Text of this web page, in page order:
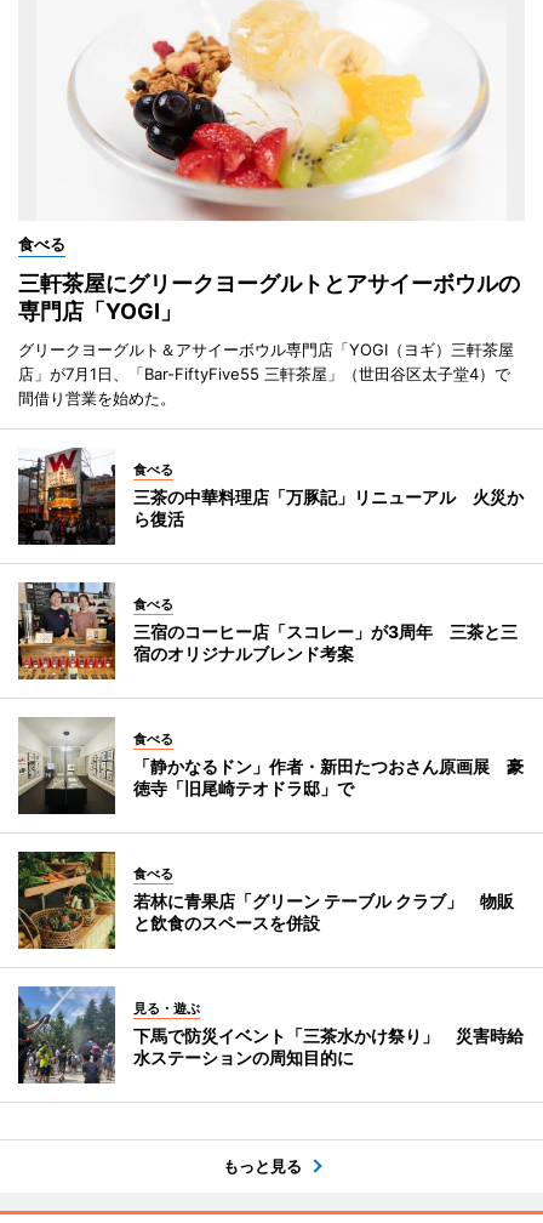
食べる
三軒茶屋にグリークヨーグルトとアサイーボウルの
専門店「YOGI」
グリークヨーグルト＆アサイーボウル専門店「YOGI（ヨギ）三軒茶屋
店」が7月1日、「Bar-FiftyFive55 三軒茶屋」（世田谷区太子堂4）で
間借り営業を始めた。
食べる
三茶の中華料理店「万豚記」リニューアル 火災か
ら復活
食べる
三宿のコーヒー店「スコレー」が3周年 三茶と三
宿のオリジナルブレンド考案
食べる
「静かなるドン」作者・新田たつおさん原画展 豪
徳寺「旧尾崎テオドラ邸」で
食べる
若林に青果店「グリーン テーブル クラブ」 物販
と飲食のスペースを併設
見る・遊ぶ
下馬で防災イベント「三茶水かけ祭り」 災害時給
水ステーションの周知目的に
もっと見る